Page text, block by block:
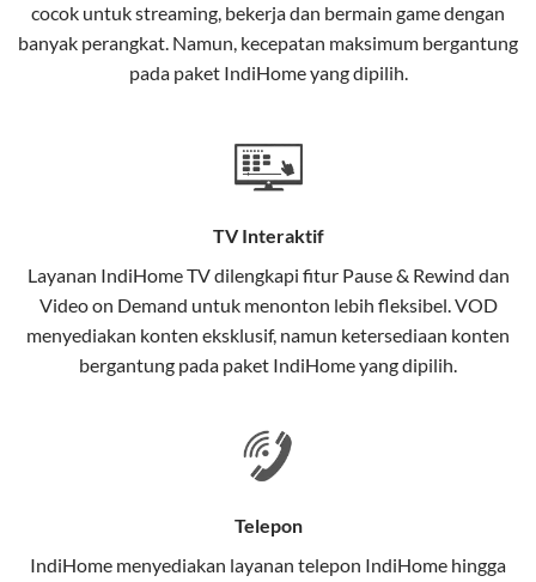
Selain internet, layanan IndiHome juga mencakup TV
interaktif (IndiHome TV) dan telepon rumah dalam
satu paket.
Teknologi di Balik WiFi IndiHome
Wifi IndiHome menggunakan teknologi Fiber To The
menggunakan kabel serat optik hingga ke rumah
pelanggan. Teknologi ini memiliki beberapa
keunggulan:
Kecepatan Tinggi
dibandingkan kabel tembaga atau DSL.
elektromagnetik, sehingga koneksi tetap lancar.
cocok untuk streaming, bekerja dan bermain game dengan
banyak perangkat. Namun, kecepatan maksimum bergantung
pada paket IndiHome yang dipilih.
TV Interaktif
Layanan IndiHome TVdilengkapi fitur Pause & Rewind dan
Video on Demand untuk menonton lebih fleksibel. VOD
menyediakan konten eksklusif, namun ketersediaan konten
bergantung pada paket IndiHome yang dipilih.
Telepon
IndiHome menyediakan layanan telepon IndiHome hingga